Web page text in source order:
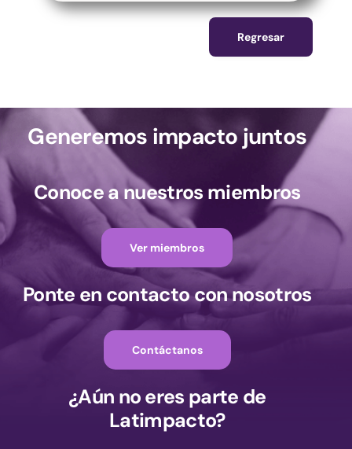
Regresar
Generemos impacto juntos
Conoce a nuestros miembros
Ver miembros
Ponte en contacto con nosotros
Contáctanos
¿Aún no eres parte de
Latimpacto?